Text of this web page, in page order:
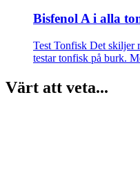
Bisfenol A i alla
Test Tonfisk Det skiljer
testar tonfisk på burk.
Värt att veta...